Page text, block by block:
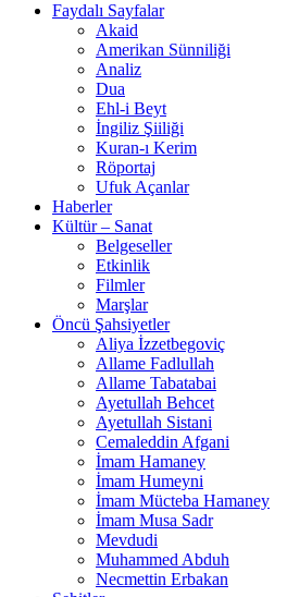
Faydalı Sayfalar
Akaid
Amerikan Sünniliği
Analiz
Dua
Ehl-i Beyt
İngiliz Şiiliği
Kuran-ı Kerim
Röportaj
Ufuk Açanlar
Haberler
Kültür – Sanat
Belgeseller
Etkinlik
Filmler
Marşlar
Öncü Şahsiyetler
Aliya İzzetbegoviç
Allame Fadlullah
Allame Tabatabai
Ayetullah Behcet
Ayetullah Sistani
Cemaleddin Afgani
İmam Hamaney
İmam Humeyni
İmam Mücteba Hamaney
İmam Musa Sadr
Mevdudi
Muhammed Abduh
Necmettin Erbakan